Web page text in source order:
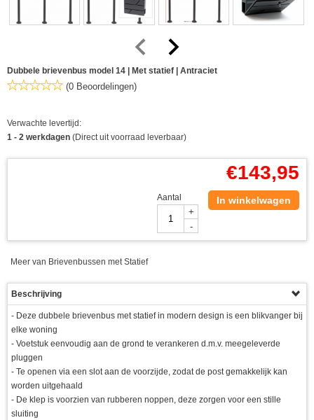
Dubbele brievenbus model 14 | Met statief | Antraciet
(0 Beoordelingen)
Verwachte levertijd:
1 - 2 werkdagen (Direct uit voorraad leverbaar)
€143,95
Aantal
+
-
In winkelwagen
Meer van Brievenbussen met Statief
Beschrijving
- Deze dubbele brievenbus met statief in modern design is een blikvanger bij
elke woning
- Voetstuk eenvoudig aan de grond te verankeren d.m.v. meegeleverde
pluggen
- Te openen via een slot aan de voorzijde, zodat de post gemakkelijk kan
worden uitgehaald
- De klep is voorzien van rubberen noppen, deze zorgen voor een stille
sluiting